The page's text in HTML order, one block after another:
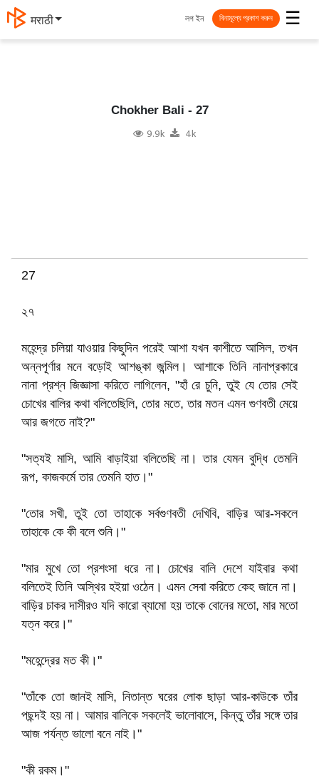
मराठी ☰
লগ ইন বিনামূল্যে প্রকাশ করুন
Chokher Bali - 27
9.9k 4k
27
২৭
মহেন্দ্র চলিয়া যাওয়ার কিছুদিন পরেই আশা যখন কাশীতে আসিল, তখন
অন্নপূর্ণার মনে বড়োই আশঙ্কা জন্মিল। আশাকে তিনি নানাপ্রকারে
নানা প্রশ্ন জিজ্ঞাসা করিতে লাগিলেন, "হাঁ রে চুনি, তুই যে তোর সেই
চোখের বালির কথা বলিতেছিলি, তোর মতে, তার মতন এমন গুণবতী মেয়ে
আর জগতে নাই?"
"সত্যই মাসি, আমি বাড়াইয়া বলিতেছি না। তার যেমন বুদ্ধি তেমনি
রূপ, কাজকর্মে তার তেমনি হাত।"
"তোর সখী, তুই তো তাহাকে সর্বগুণবতী দেখিবি, বাড়ির আর-সকলে
তাহাকে কে কী বলে শুনি।"
"মার মুখে তো প্রশংসা ধরে না। চোখের বালি দেশে যাইবার কথা
বলিতেই তিনি অস্থির হইয়া ওঠেন। এমন সেবা করিতে কেহ জানে না।
বাড়ির চাকর দাসীরও যদি কারো ব্যামো হয় তাকে বোনের মতো, মার মতো
যত্ন করে।"
"মহেন্দ্রের মত কী।"
"তাঁকে তো জানই মাসি, নিতান্ত ঘরের লোক ছাড়া আর-কাউকে তাঁর
পছন্দই হয় না। আমার বালিকে সকলেই ভালোবাসে, কিন্তু তাঁর সঙ্গে তার
আজ পর্যন্ত ভালো বনে নাই।"
"কী রকম।"